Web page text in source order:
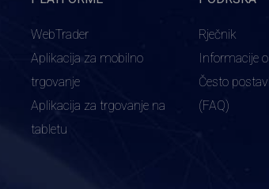
WebTrader
Aplikacija za mobilno
trgovanje
Aplikacija za trgovanje na
tabletu
Rječnik
Informacije
Često
(FAQ)